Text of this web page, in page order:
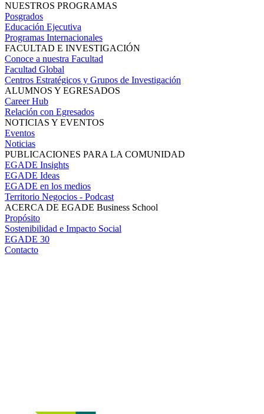
NUESTROS PROGRAMAS
Posgrados
Educación Ejecutiva
Programas Internacionales
FACULTAD E INVESTIGACIÓN
Conoce a nuestra Facultad
Facultad Global
Centros Estratégicos y Grupos de Investigación
ALUMNOS Y EGRESADOS
Career Hub
Relación con Egresados
NOTICIAS Y EVENTOS
Eventos
Noticias
PUBLICACIONES PARA LA COMUNIDAD
EGADE Insights
EGADE Ideas
EGADE en los medios
Territorio Negocios - Podcast
ACERCA DE EGADE Business School
Propósito
Sostenibilidad e Impacto Social
EGADE 30
Contacto